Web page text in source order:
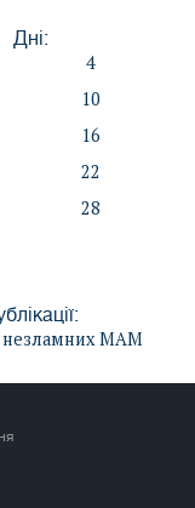
Дні:
4
10
16
22
28
незламних МАМ